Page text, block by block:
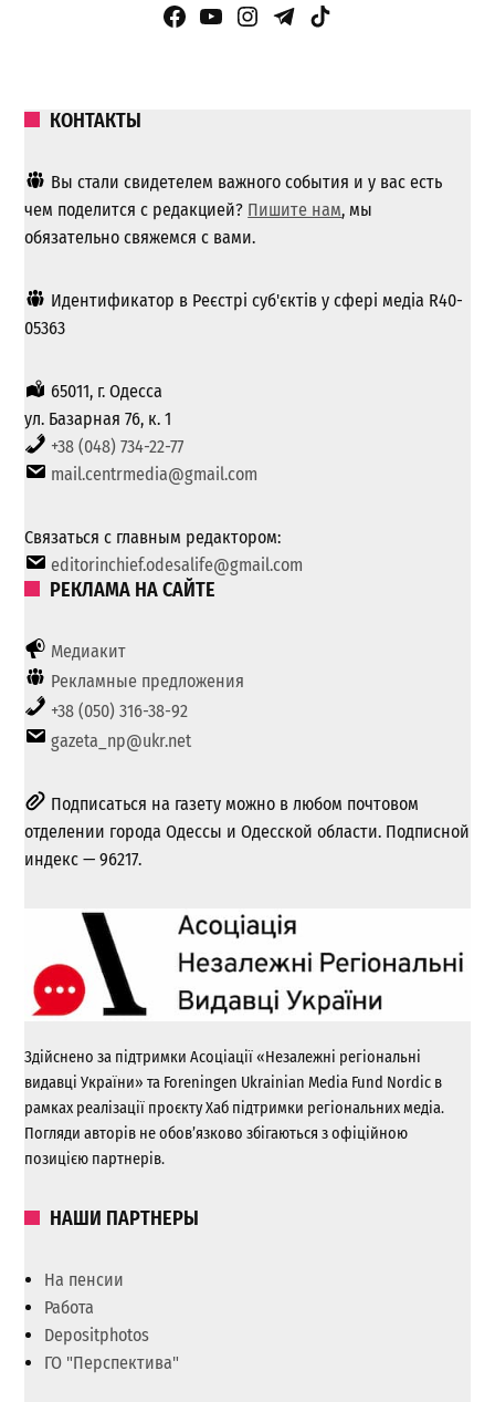
Facebook Page
YouTube
Instagram
Telegram
TikTok
КОНТАКТЫ
Вы стали свидетелем важного события и у вас есть
чем поделится с редакцией? Пишите нам, мы
обязательно свяжемся с вами.
Идентификатор в Реєстрі суб'єктів у сфері медіа R40-
05363
65011, г. Одесса
ул. Базарная 76, к. 1
+38 (048) 734-22-77
mail.centrmedia@gmail.com
Связаться с главным редактором:
editorinchief.odesalife@gmail.com
РЕКЛАМА НА САЙТЕ
Медиакит
Рекламные предложения
+38 (050) 316-38-92
gazeta_np@ukr.net
Подписаться на газету можно в любом почтовом
отделении города Одессы и Одесской области. Подписной
индекс — 96217.
Здійснено за підтримки Асоціації «Незалежні регіональні
видавці України» та Foreningen Ukrainian Media Fund Nordic в
рамках реалізації проєкту Хаб підтримки регіональних медіа.
Погляди авторів не обов’язково збігаються з офіційною
позицією партнерів.
НАШИ ПАРТНЕРЫ
На пенсии
Работа
Depositphotos
ГО "Перспектива"